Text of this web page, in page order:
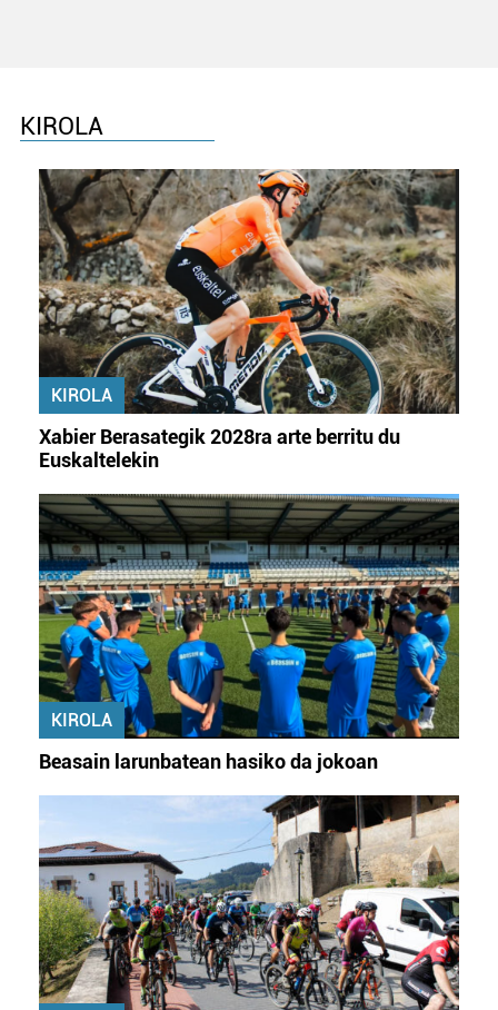
KIROLA
KIROLA
Xabier Berasategik 2028ra arte berritu du
Euskaltelekin
KIROLA
Beasain larunbatean hasiko da jokoan